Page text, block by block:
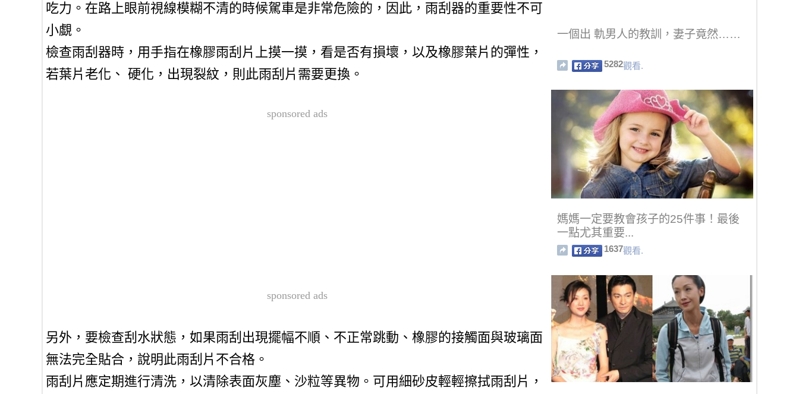
吃力。在路上眼前視線模糊不清的時候駕車是非常危險的，因此，雨刮器的重要性不可
小覷。
檢查雨刮器時，用手指在橡膠雨刮片上摸一摸，看是否有損壞，以及橡膠葉片的彈性，
若葉片老化、 硬化，出現裂紋，則此雨刮片需要更換。
sponsored ads
sponsored ads
另外，要檢查刮水狀態，如果雨刮出現擺幅不順、不正常跳動、橡膠的接觸面與玻璃面
無法完全貼合，說明此雨刮片不合格。
雨刮片應定期進行清洗，以清除表面灰塵、沙粒等異物。可用細砂皮輕輕擦拭雨刮片，
一個出 軌男人的教訓，妻子竟然……
5282觀看.
媽媽一定要教會孩子的25件事！最後
一點尤其重要...
1637觀看.